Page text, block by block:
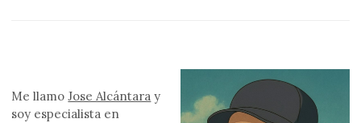
Me llamoJose Alcántara y
soy especialista en